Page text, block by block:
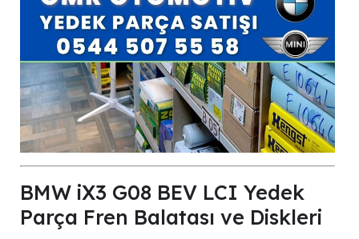
BMW iX3 G08 BEV LCI Yedek
Parça Fren Balatası ve Diskleri